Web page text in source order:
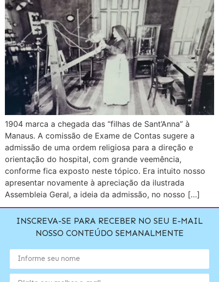
1904 marca a chegada das “filhas de Sant’Anna” à
Manaus. A comissão de Exame de Contas sugere a
admissão de uma ordem religiosa para a direção e
orientação do hospital, com grande veemência,
conforme fica exposto neste tópico. Era intuito nosso
apresentar novamente à apreciação da ilustrada
Assembleia Geral, a ideia da admissão, no nosso […]
INSCREVA-SE PARA RECEBER NO SEU E-MAIL
NOSSO CONTEÚDO SEMANALMENTE